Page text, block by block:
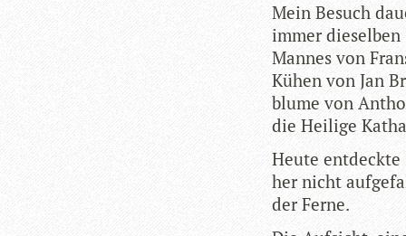
Mein Besuch
immer
Man­nes von
Kühen von Jan
blume von
die Hei­lige
Heute
her nicht
der Ferne.